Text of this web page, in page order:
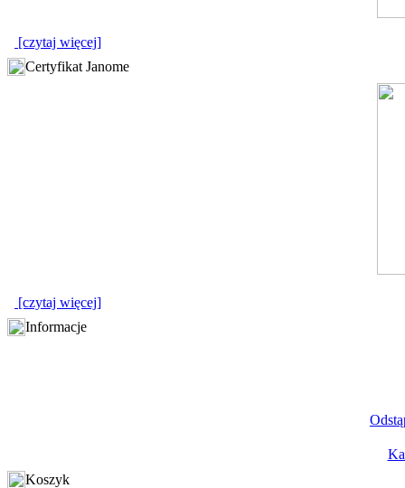
[czytaj więcej]
Certyfikat Janome
[czytaj więcej]
Informacje
Koszyk